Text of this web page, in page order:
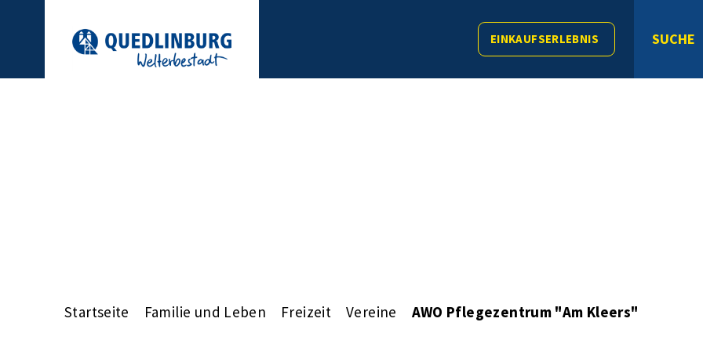
EINKAUFSERLEBNIS SUCHE
Startseite Familie und Leben Freizeit Vereine AWO Pflegezentrum "Am Kleers"